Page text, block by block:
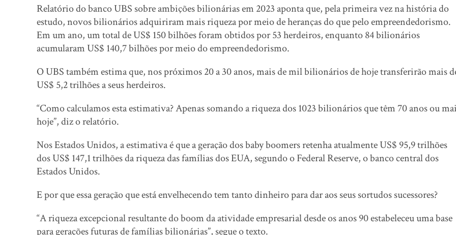
Relatório do banco UBS sobre ambições bilionárias em 2023 aponta que, pela primeira vez na história do
estudo, novos bilionários adquiriram mais riqueza por meio de heranças do que pelo empreendedorismo.
Em um ano, um total de US$ 150 bilhões foram obtidos por 53 herdeiros, enquanto 84 bilionários
acumularam US$ 140,7 bilhões por meio do empreendedorismo.
O UBS também estima que, nos próximos 20 a 30 anos, mais de mil bilionários de hoje transferirão mais
US$ 5,2 trilhões a seus herdeiros.
“Como calculamos esta estimativa? Apenas somando a riqueza dos 1023 bilionários que têm 70 anos ou
hoje”, diz o relatório.
Nos Estados Unidos, a estimativa é que a geração dos baby boomers retenha atualmente US$ 95,9 trilhões
dos US$ 147,1 trilhões da riqueza das famílias dos EUA, segundo o Federal Reserve, o banco central dos
Estados Unidos.
E por que essa geração que está envelhecendo tem tanto dinheiro para dar aos seus sortudos sucessores?
“A riqueza excepcional resultante do boom da atividade empresarial desde os anos 90 estabeleceu uma base
para gerações futuras de famílias bilionárias”, segue o texto.